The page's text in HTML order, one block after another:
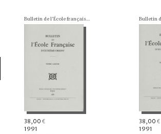
Bulletin de l'École française d'Extrême-Orient (BEFEO)
38,00 €
1991
38,00 €
1991